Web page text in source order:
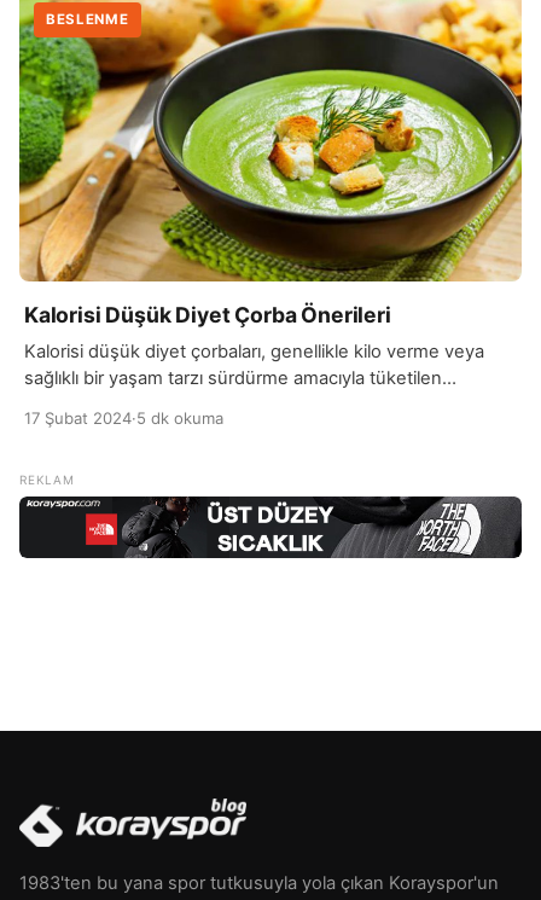
suya geçmesini sağlar. İlikli kemik suyu, protein, kolajen,
amino asitler, vitaminler (özellikle A, K ve B grubu
vitaminleri) […]
BESLENME
Kalorisi Düşük Diyet Çorba Önerileri
Kalorisi düşük diyet çorbaları, genellikle kilo verme veya
sağlıklı bir yaşam tarzı sürdürme amacıyla tüketilen
sebzeler, az miktarda protein kaynağı ve düşük yağ
rağmen vücuda gerekli besin öğelerini sağlarlar. Kalorisi
düşük diyet çorbaları, özellikle kilo verme sürecinde açlık
hissini azaltmak […]
17 Şubat 2024·5 dk okuma
1983'ten bu yana spor tutkusuyla yola çıkan Korayspor'un